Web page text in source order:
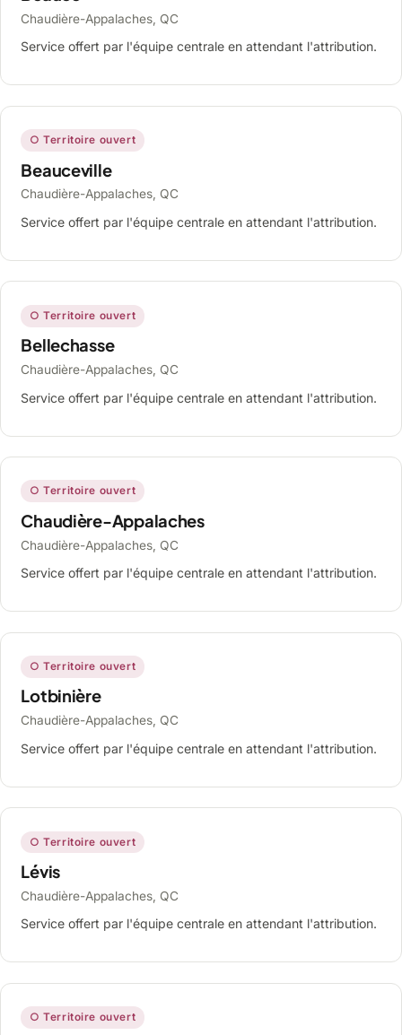
Chaudière-Appalaches, QC
Service offert par l'équipe centrale en attendant l'attribution.
○ Territoire ouvert
Beauceville
Chaudière-Appalaches, QC
Service offert par l'équipe centrale en attendant l'attribution.
○ Territoire ouvert
Bellechasse
Chaudière-Appalaches, QC
Service offert par l'équipe centrale en attendant l'attribution.
○ Territoire ouvert
Chaudière-Appalaches
Chaudière-Appalaches, QC
Service offert par l'équipe centrale en attendant l'attribution.
○ Territoire ouvert
Lotbinière
Chaudière-Appalaches, QC
Service offert par l'équipe centrale en attendant l'attribution.
○ Territoire ouvert
Lévis
Chaudière-Appalaches, QC
Service offert par l'équipe centrale en attendant l'attribution.
○ Territoire ouvert